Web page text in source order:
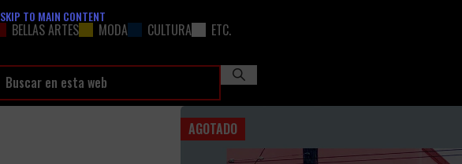
SKIP TO MAIN CONTENT
BELLAS ARTES MODA CULTURA ETC.
AGOTADO